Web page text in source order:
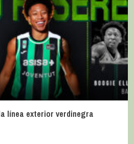
línea exterior verdinegra